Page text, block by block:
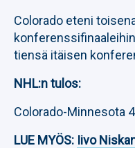
Colorado eteni
tiensä itäisen
NHL:n tulos:
Colorado-Minnesota
LUE MYÖS: Iivo